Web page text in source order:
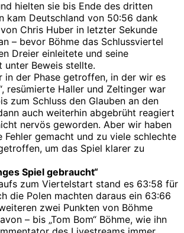
hielten sie bis Ende des dritten
kam Deutschland von 50:56 dank
Chris Huber in letzter Sekunde
– bevor Böhme das Schlussviertel
Dreier einleitete und seine
unter Beweis stellte.
in der Phase getroffen, in der wir es
resümierte Haller und Zeltinger war
zum Schluss den Glauben an den
auch weiterhin abgebrüht reagiert
nervös geworden. Aber wir haben
gemacht und zu viele schlechte
um das Spiel klarer zu
Spiel gebraucht“
zum Viertelstart stand es 63:58 für
die Polen machten daraus ein 63:66
zwei Punkten von Böhme
– bis „Tom Bom“ Böhme, wie ihn